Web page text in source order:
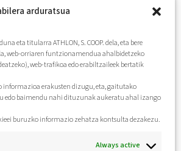
arduratsua
eta titularra ATHLON, S. COOP. dela, eta bere
web-orriaren funtzionamendua ahalbidetzeko
web-trafikoa edo erabiltzaileek bertatik
erakusten dizugu, eta, gaitutako
edo baimendu nahi dituzunak aukeratu ahal izango
buruzko informazio zehatza kontsulta dezakezu.
Always active